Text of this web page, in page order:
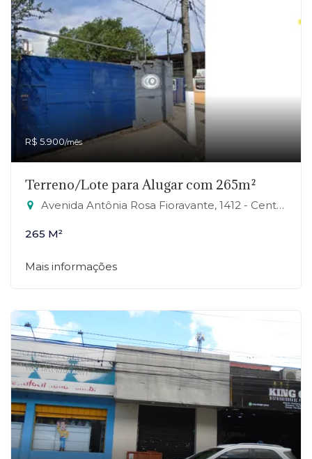
R$ 5.900/mês
Terreno/Lote para Alugar com 265m²
Avenida Antônia Rosa Fioravante, 1412 - Centro, Mauá-SP
265 M²
Mais informações